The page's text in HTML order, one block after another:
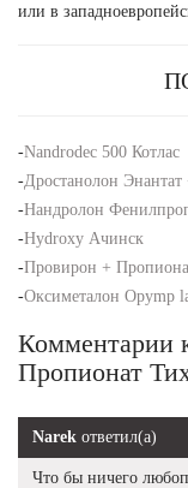
или в
-Nandrodec 500 Котлас
-Дростанолон
-Нандролон
-Hydroxy Ачинск
-Провирон +
-Оксиметалон Opymp
Комментарии
Пропионат
Narek ответил(а)
Что бы ничего